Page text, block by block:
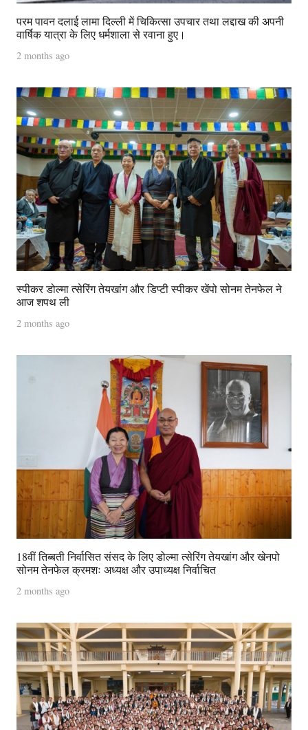
परम पावन दलाई लामा दिल्ली में चिकित्सा उपचार तथा लद्दाख की अपनी
वार्षिक यात्रा के लिए धर्मशाला से रवाना हुए।
2 months ago
स्पीकर डोल्मा त्सेरिंग तेयखांग और डिप्टी स्पीकर खेंपो सोनम तेनफेल ने
आज शपथ ली
2 months ago
18वीं तिब्बती निर्वासित संसद के लिए डोल्मा त्सेरिंग तेयखांग और खेनपो
सोनम तेनफेल क्रमशः अध्यक्ष और उपाध्यक्ष निर्वाचित
2 months ago